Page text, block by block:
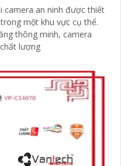
camera an ninh được thiết
một khu vực cụ thể.
thông minh, camera
lượng